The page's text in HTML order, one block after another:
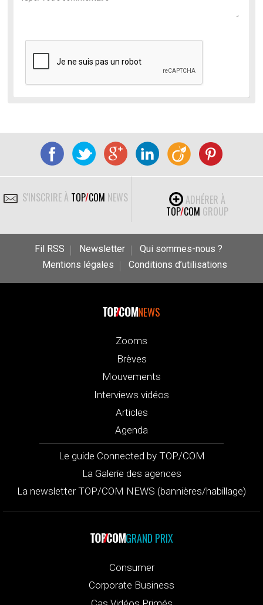
S'INSCRIRE À TOP/COM NEWS
ADHÉRER À
TOP/COM GROUP
Fil RSS Newsletter
Qui sommes-nous ?
Mentions légales
Conditions d’utilisations
NEWS
Zooms
Brèves
Mouvements
Interviews vidéos
Articles
Agenda
Le guide Connected by TOP/COM
La Galerie des agences
La newsletter TOP/COM NEWS (bannières/habillage)
GRAND PRIX
Consumer
Corporate Business